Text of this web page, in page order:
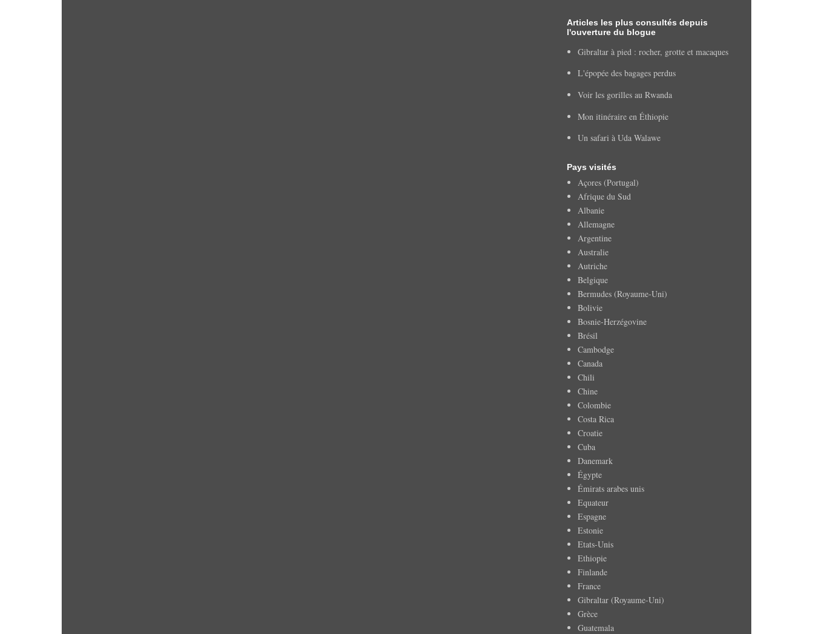
Articles les plus consultés depuis
l'ouverture du blogue
Gibraltar à pied : rocher, grotte et macaques
L'épopée des bagages perdus
Voir les gorilles au Rwanda
Mon itinéraire en Éthiopie
Un safari à Uda Walawe
Pays visités
Açores (Portugal)
Afrique du Sud
Albanie
Allemagne
Argentine
Australie
Autriche
Belgique
Bermudes (Royaume-Uni)
Bolivie
Bosnie-Herzégovine
Brésil
Cambodge
Canada
Chili
Chine
Colombie
Costa Rica
Croatie
Cuba
Danemark
Égypte
Émirats arabes unis
Equateur
Espagne
Estonie
Etats-Unis
Ethiopie
Finlande
France
Gibraltar (Royaume-Uni)
Grèce
Guatemala